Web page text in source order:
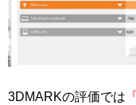
3DMARKの評価では